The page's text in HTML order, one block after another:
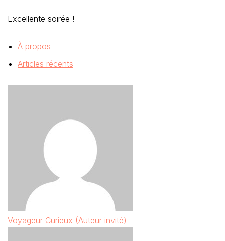
Excellente soirée !
À propos
Articles récents
Voyageur Curieux (Auteur invité)